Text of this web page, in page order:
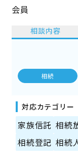
会員
相談内容
相続
対応カテゴリー
家族信託 相続
相続登記 相続